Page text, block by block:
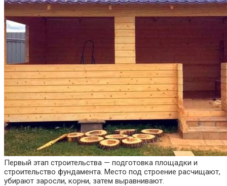
Первый этап строительства — подготовка площадки и
строительство фундамента. Место под строение расчищают,
убирают заросли, корни, затем выравнивают.